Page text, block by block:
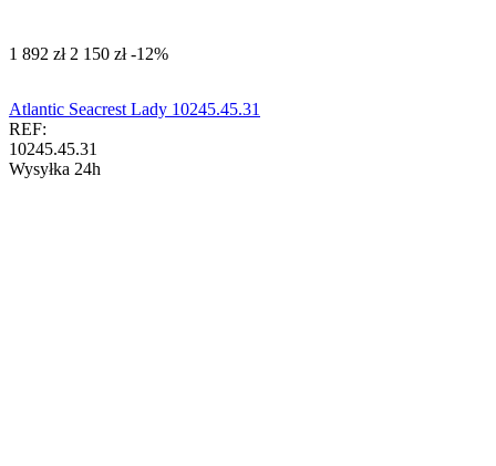
‍1 892‍ zł ‍2 150‍ zł -12%
Atlantic Seacrest Lady 10245.45.31
REF:
10245.45.31
Wysyłka 24h